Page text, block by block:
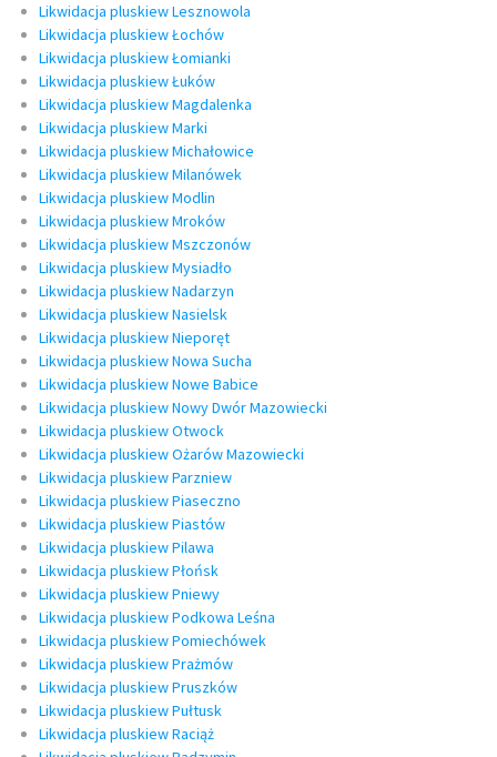
Likwidacja pluskiew Lesznowola
Likwidacja pluskiew Łochów
Likwidacja pluskiew Łomianki
Likwidacja pluskiew Łuków
Likwidacja pluskiew Magdalenka
Likwidacja pluskiew Marki
Likwidacja pluskiew Michałowice
Likwidacja pluskiew Milanówek
Likwidacja pluskiew Modlin
Likwidacja pluskiew Mroków
Likwidacja pluskiew Mszczonów
Likwidacja pluskiew Mysiadło
Likwidacja pluskiew Nadarzyn
Likwidacja pluskiew Nasielsk
Likwidacja pluskiew Nieporęt
Likwidacja pluskiew Nowa Sucha
Likwidacja pluskiew Nowe Babice
Likwidacja pluskiew Nowy Dwór Mazowiecki
Likwidacja pluskiew Otwock
Likwidacja pluskiew Ożarów Mazowiecki
Likwidacja pluskiew Parzniew
Likwidacja pluskiew Piaseczno
Likwidacja pluskiew Piastów
Likwidacja pluskiew Pilawa
Likwidacja pluskiew Płońsk
Likwidacja pluskiew Pniewy
Likwidacja pluskiew Podkowa Leśna
Likwidacja pluskiew Pomiechówek
Likwidacja pluskiew Prażmów
Likwidacja pluskiew Pruszków
Likwidacja pluskiew Pułtusk
Likwidacja pluskiew Raciąż